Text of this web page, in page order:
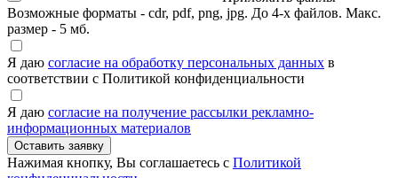
Возможные форматы - cdr, pdf, png, jpg. До 4-х файлов. Макс.
размер - 5 мб.
Я даю согласие на обработку персональных данных в
соответствии с Политикой конфиденциальности
Я даю согласие на получение рассылки рекламно-
информационных материалов
Нажимая кнопку, Вы соглашаетесь с Политикой